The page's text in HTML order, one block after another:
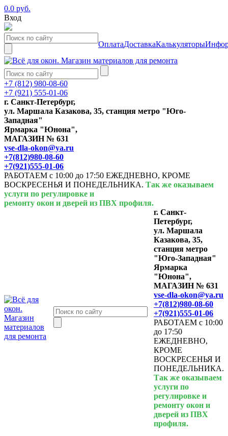
0.0 руб.
Вход
ОплатаДоставкаКалькуляторы
+7 (812) 980-08-60
+7 (921) 555-01-06
г. Санкт-Петербург,
ул. Маршала Казакова, 35, станция метро "Юго-
Западная"
Ярмарка "Юнона",
МАГАЗИН № 631
vse-dla-okon@ya.ru
+7(812)980-08-60
+7(921)555-01-06
РАБОТАЕМ с 10:00 до 17:50 ЕЖЕДНЕВНО, КРОМЕ
ВОСКРЕСЕНЬЯ И ПОНЕДЕЛЬНИКА. Так же оказываем
услуги по регулировке и
ремонту окон и дверей из ПВХ профиля.
г. Санкт-
Петербург,
ул. Маршала
Казакова, 35,
станция метро
"Юго-Западная"
Ярмарка
"Юнона",
МАГАЗИН № 631
vse-dla-okon@ya.ru
+7(812)980-08-60
+7(921)555-01-06
РАБОТАЕМ с 10:00
до 17:50
ЕЖЕДНЕВНО,
КРОМЕ
ВОСКРЕСЕНЬЯ И
ПОНЕДЕЛЬНИКА.
Так же оказываем
услуги по
регулировке и
ремонту окон и
дверей из ПВХ
профиля.